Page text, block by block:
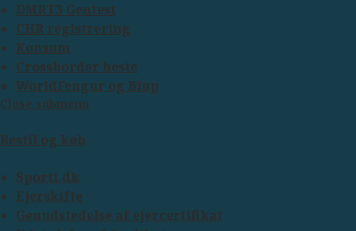
DMRT3 Gentest
CHR registrering
Konsum
Crossborder heste
WorldFengur og Blup
Close submenu
Bestil og køb
Sporti.dk
Ejerskifte
Genudstedelse af ejercertifikat